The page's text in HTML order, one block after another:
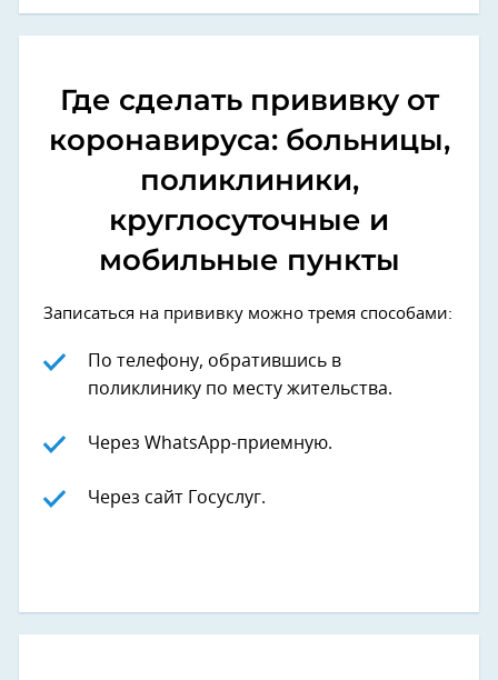
Где сделать прививку от
коронавируса: больницы,
поликлиники,
круглосуточные и
мобильные пункты
Записаться на прививку можно тремя способами:
По телефону, обратившись в
поликлинику по месту жительства.
Через WhatsApp-приемную.
Через сайт Госуслуг.